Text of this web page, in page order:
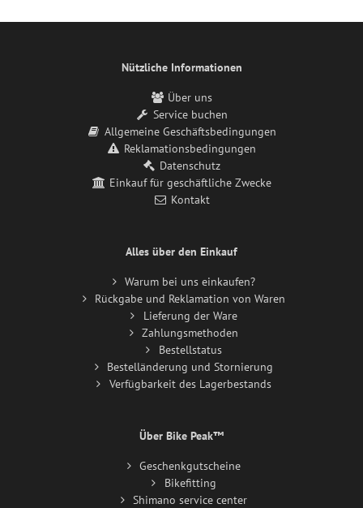
Nützliche Informationen
Über uns
Service buchen
Allgemeine Geschäftsbedingungen
Reklamationsbedingungen
Datenschutz
Einkauf für geschäftliche Zwecke
Kontakt
Alles über den Einkauf
Warum bei uns einkaufen?
Rückgabe und Reklamation von Waren
Lieferung der Ware
Zahlungsmethoden
Bestellstatus
Bestelländerung und Stornierung
Verfügbarkeit des Lagerbestands
Über Bike Peak™
Geschenkgutscheine
Bikefitting
Shimano service center